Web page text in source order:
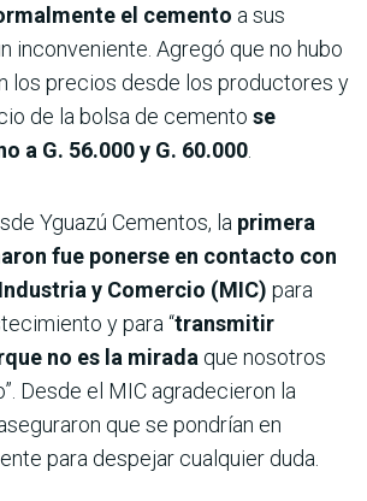
el cemento a sus
inconveniente. Agregó que no hubo
los precios desde los productores y
de la bolsa de cemento se
a G. 56.000 y G. 60.000
Yguazú Cementos, la primera
fue ponerse en contacto con
y Comercio (MIC) para
y para “transmitir
no es la mirada que nosotros
Desde el MIC agradecieron la
que se pondrían en
para despejar cualquier duda.